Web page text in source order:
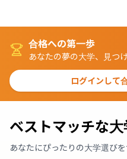
合格への第一歩
あなたの夢の大学、見つ
ログインして
ベストマッチな
あなたにぴったりの大学選び